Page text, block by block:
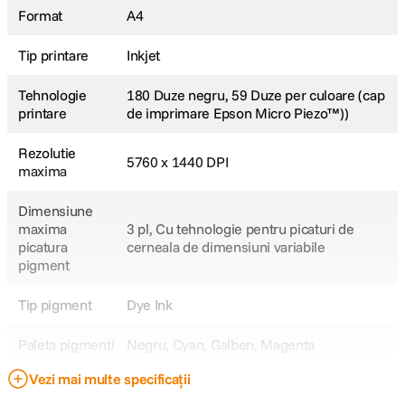
HARTIE
Capacitate hartie intrare (coli)
100
Numar tavi hartie
SPECIFICATII TEHNICE
Putere consumata
Format A4
Tip printare Inkjet
Tehnologie
printare
180 Duze negru, 59 Duze per culoare (cap
de imprimare Epson Micro Piezo™))
Rezolutie
maxima
5760 x 1440 DPI
Dimensiune
maxima
picatura
pigment
3 pl, Cu tehnologie pentru picaturi de
cerneala de dimensiuni variabile
Tip pigment Dye Ink
Paleta pigmenti Negru, Cyan, Galben, Magenta
Configuratie
103 EcoTank (BK/C/M/Y)
Vezi mai multe specificații